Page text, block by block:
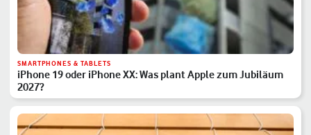
SMARTPHONES & TABLETS
iPhone 19 oder iPhone XX: Was plant Apple zum Jubiläum
2027?